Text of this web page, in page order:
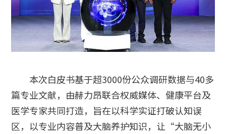
本次白皮书基于超3000份公众调研数据与40多
篇专业文献，由赫力昂联合权威媒体、健康平台及
医学专家共同打造，旨在以科学实证打破认知误
区，以专业内容普及大脑养护知识，让“大脑无小